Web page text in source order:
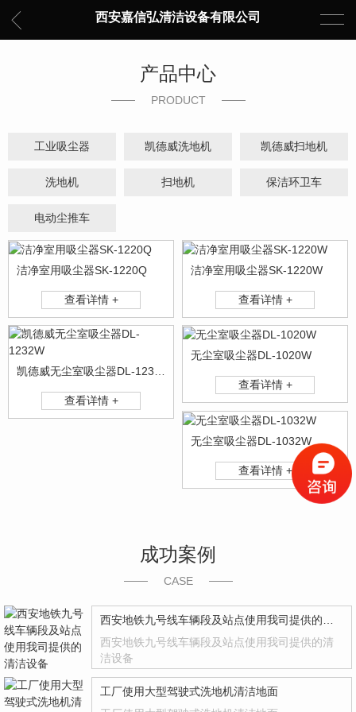
西安嘉信弘清洁设备有限公司
产品中心
PRODUCT
工业吸尘器 凯德威洗地机 凯德威扫地机
洗地机 扫地机 保洁环卫车
电动尘推车
洁净室用吸尘器SK-1220Q
查看详情 +
洁净室用吸尘器SK-1220W
查看详情 +
查看详情 +
无尘室吸尘器DL-1020W
查看详情 +
无尘室吸尘器DL-1032W
查看详情 +
成功案例
CASE
西安地铁九号线车辆段及站点使用我司提供的清洁设备
西安地铁九号线车辆段及站点使用我司提供的清
洁设备
工厂使用大型驾驶式洗地机清洁地面